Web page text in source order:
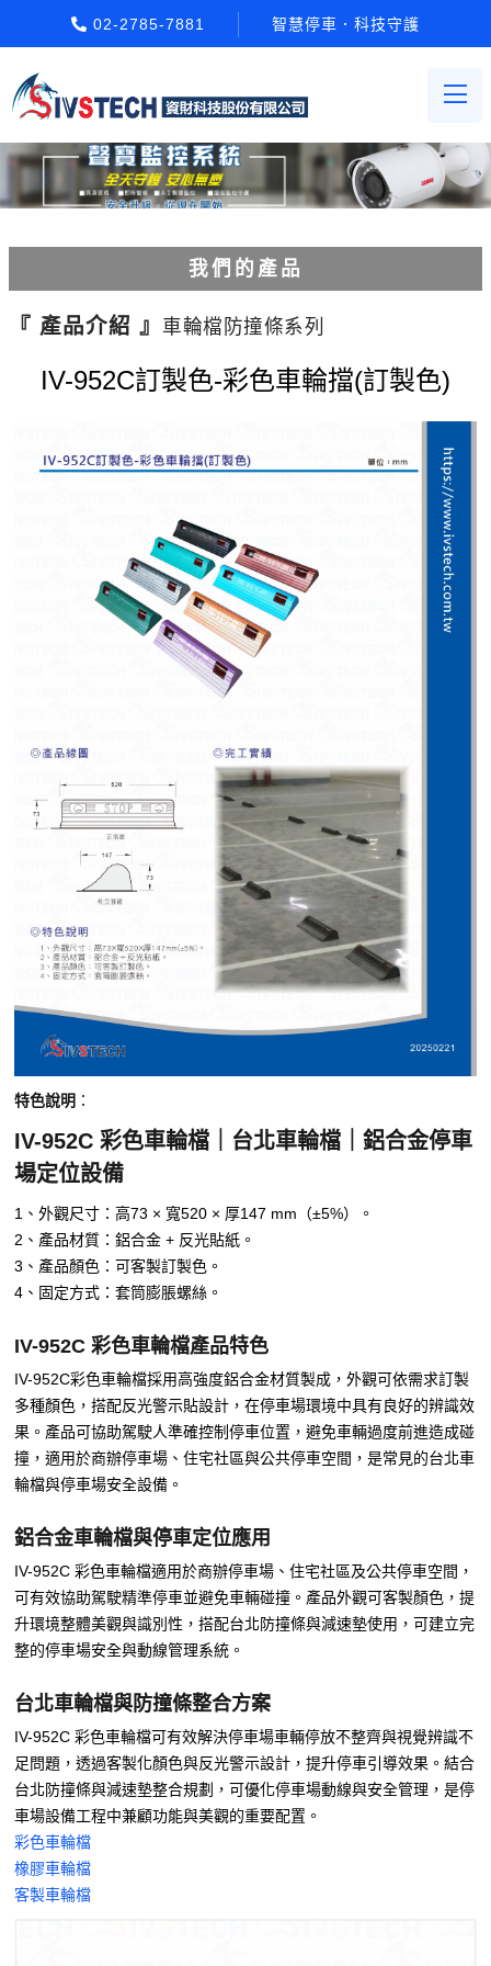
02-2785-7881 智慧停車．科技守護
我們的產品
電動柵欄機系列
車牌辨識系統系列
Etag長距離讀卡機系列
人員通關管制機系列
停車場周邊系列
電動遮陽簾系列
監控系統系列
影視對講整合系統系列
數位看板系列
『 產品介紹 』 車輪檔防撞條系列
IV-952C訂製色-彩色車輪擋(訂製色)
特色說明 ：
IV-952C 彩色車輪檔｜台北車輪檔｜鋁合金停車
場定位設備
1、外觀尺寸：高73 × 寬520 × 厚147 mm（±5%）。
2、產品材質：鋁合金 + 反光貼紙。
3、產品顏色：可客製訂製色。
4、固定方式：套筒膨脹螺絲。
IV-952C 彩色車輪檔產品特色
IV-952C彩色車輪檔採用高強度鋁合金材質製成，外觀可依需求訂製
多種顏色，搭配反光警示貼設計，在停車場環境中具有良好的辨識效
果。產品可協助駕駛人準確控制停車位置，避免車輛過度前進造成碰
撞，適用於商辦停車場、住宅社區與公共停車空間，是常見的台北車
輪檔與停車場安全設備。
鋁合金車輪檔與停車定位應用
IV-952C 彩色車輪檔適用於商辦停車場、住宅社區及公共停車空間，
可有效協助駕駛精準停車並避免車輛碰撞。產品外觀可客製顏色，提
升環境整體美觀與識別性，搭配台北防撞條與減速墊使用，可建立完
整的停車場安全與動線管理系統。
台北車輪檔與防撞條整合方案
IV-952C 彩色車輪檔可有效解決停車場車輛停放不整齊與視覺辨識不
足問題，透過客製化顏色與反光警示設計，提升停車引導效果。結合
台北防撞條與減速墊整合規劃，可優化停車場動線與安全管理，是停
車場設備工程中兼顧功能與美觀的重要配置。
彩色車輪檔
橡膠車輪檔
客製車輪檔